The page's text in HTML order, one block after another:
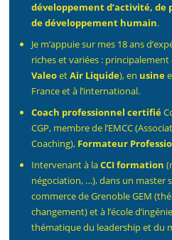
développement d’activité,
de développement humain.
Je m’appuie sur mes 18 ans
riches et variées : principalement
ValeoetAir Liquide), en usine
France et à l’international.
Coach professionnel certifié
CGP, membre de l’EMCC
Coaching), Formateur
Intervenant à laCCI formation
négociation, …), dans un master
commerce de Grenoble GEM
changement) et à l’école
thématique du leadership et du